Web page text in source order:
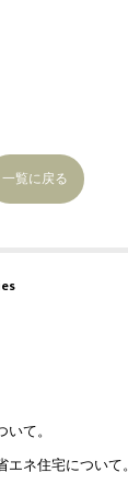
一覧に戻る
て。
ネ住宅について。